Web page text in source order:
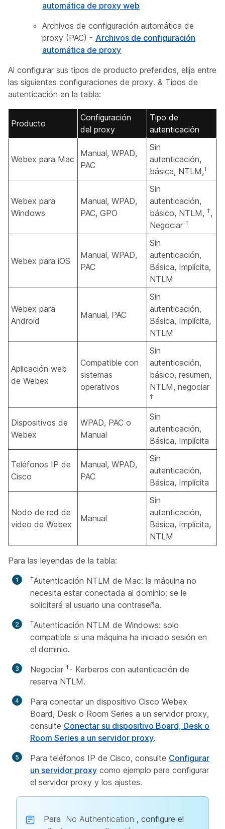
automática de proxy web
Archivos de configuración automática de
proxy (PAC) - Archivos de configuración
automática de proxy
Al configurar sus tipos de producto preferidos, elija entre
las siguientes configuraciones de proxy. & Tipos de
autenticación en la tabla:
Producto
Configuración
del proxy
Tipo de
autenticación
Webex para Mac
Manual, WPAD,
PAC
Sin
autenticación,
básica, NTLM,†
Webex para
Windows
Manual, WPAD,
PAC, GPO
Sin
autenticación,
básico, NTLM, †,
Negociar †
Webex para iOS
Manual, WPAD,
PAC
Sin
autenticación,
Básica, Implícita,
NTLM
Webex para
Android
Manual, PAC
Sin
autenticación,
Básica, Implícita,
NTLM
Aplicación web
de Webex
Compatible con
sistemas
operativos
Sin
autenticación,
básico, resumen,
NTLM, negociar
†
Dispositivos de
Webex
WPAD, PAC o
Manual
Sin
autenticación,
Básica, Implícita
Teléfonos IP de
Cisco
Manual, WPAD,
PAC
Sin
autenticación,
Básica, Implícita
Nodo de red de
vídeo de Webex
Manual
Sin
autenticación,
Básica, Implícita,
NTLM
Para las leyendas de la tabla:
†Autenticación NTLM de Mac: la máquina no
necesita estar conectada al dominio; se le
solicitará al usuario una contraseña.
†Autenticación NTLM de Windows: solo
compatible si una máquina ha iniciado sesión en
el dominio.
Negociar †- Kerberos con autenticación de
reserva NTLM.
Para conectar un dispositivo Cisco Webex
Board, Desk o Room Series a un servidor proxy,
consulte Conectar su dispositivo Board, Desk o
Room Series a un servidor proxy.
Para teléfonos IP de Cisco, consulte Configurar
un servidor proxy como ejemplo para configurar
el servidor proxy y los ajustes.
Para No Authentication , configure el